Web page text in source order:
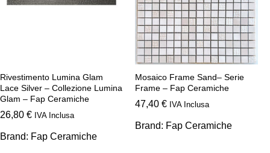
Rivestimento Lumina Glam
Lace Silver – Collezione Lumina
Glam – Fap Ceramiche
26,80 € IVA Inclusa
Brand: Fap Ceramiche
Mosaico Frame Sand– Serie
Frame – Fap Ceramiche
47,40 € IVA Inclusa
Brand: Fap Ceramiche